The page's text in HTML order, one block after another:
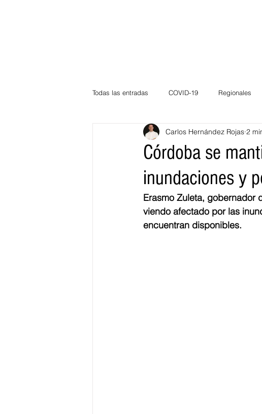
Todas las entradas COVID-19 Regionales
Atlántico La Guajira
Bloggeros Hermanos
Educación BID
Córdoba se
inundaciones y
Carlos Hernández Rojas 2
Erasmo Zuleta, gobernador
viendo afectado por las
encuentran disponibles.